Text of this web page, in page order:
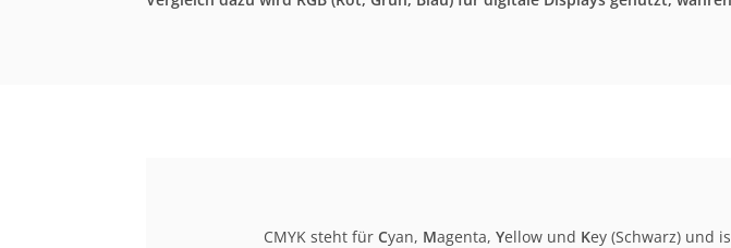
CMYK steht für Cyan, Magenta, Yellow und Key (Schwarz) und